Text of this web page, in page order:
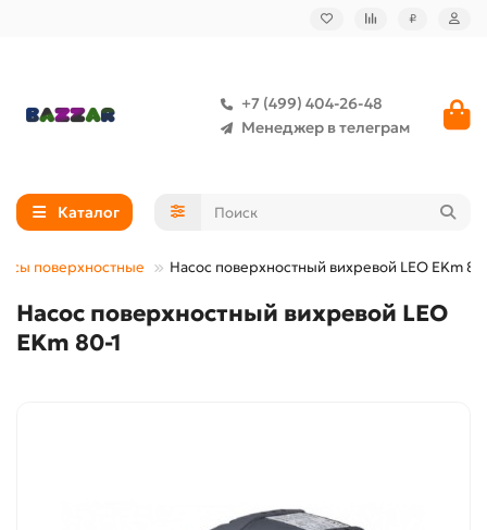
₽
+7 (499) 404-26-48
Менеджер в телеграм
Каталог
поверхностные Насос поверхностный вихревой LEO EKm
Насос поверхностный вихревой LEO
EKm 80-1